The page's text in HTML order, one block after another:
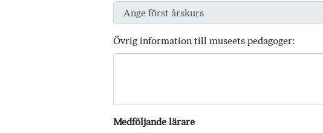
Övrig information till museets pedagoger:
Medföljande lärare